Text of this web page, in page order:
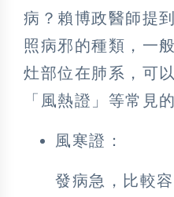
病？賴博政醫師提
照病邪的種類，一
灶部位在肺系，可
「風熱證」等常見
風寒證：
發病急，比較